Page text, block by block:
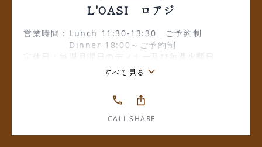
L'OASI ロアジ
営業時間：Lunch 11:30-13:30 ご予約制
Dinner 18:00～ご予約制
​定休日：毎週月曜日のディナー及び毎週火曜日
すべて見る keyboard_arrow_down
phone
CALL
ios_share
SHARE